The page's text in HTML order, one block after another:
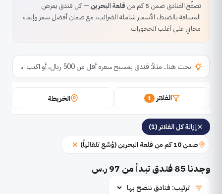
تصفّح الفنادق ضمن 5 كم من قلعة البحرين— كل فندق يعرض
المسافة بالضبط، الأسعار شاملة الضرائب، مع ضمان أفضل سعر وإلغاء
مجاني على أغلب الحجوزات.
الفلاتر 1 الخريطة
إزالة كل الفلاتر (1)
ضمن 10 كم من قلعة البحرين (وُسِّع تلقائياً)
وجدنا 85فندق تبدأ من 97 ر.س